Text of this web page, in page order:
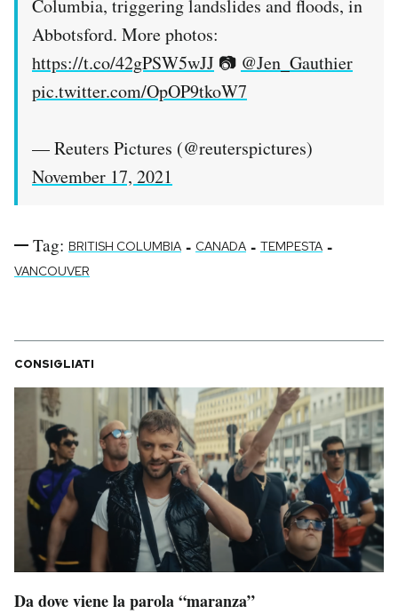
Columbia, triggering landslides and floods, in
Abbotsford. More photos:
https://t.co/42gPSW5wJJ 📷 @Jen_Gauthier
pic.twitter.com/OpOP9tkoW7
— Reuters Pictures (@reuterspictures)
November 17, 2021
Tag: BRITISH COLUMBIA - CANADA - TEMPESTA -
VANCOUVER
CONSIGLIATI
Da dove viene la parola “maranza”